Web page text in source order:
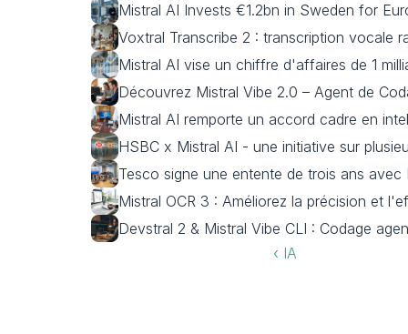
Mistral AI Invests €1.2bn in Sweden for
Voxtral Transcribe 2 : transcription vocale
Mistral AI vise un chiffre d'affaires de 1
Découvrez Mistral Vibe 2.0 – Agent de
Mistral AI remporte un accord cadre en
HSBC x Mistral AI - une initiative sur
Tesco signe une entente de trois ans
Mistral OCR 3 : Améliorez la précision et
Devstral 2 & Mistral Vibe CLI : Codage
‹ IA